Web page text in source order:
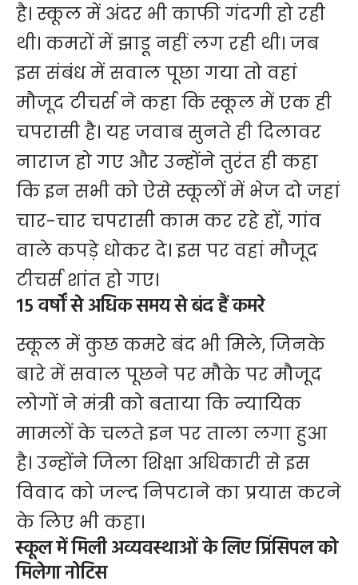
है। स्कूल में अंदर भी काफी गंदगी हो रही
थी। कमरों में झाडू नहीं लग रही थी। जब
इस संबंध में सवाल पूछा गया तो वहां
मौजूद टीचर्स ने कहा कि स्कूल में एक ही
चपरासी है। यह जवाब सुनते ही दिलावर
नाराज हो गए और उन्होंने तुरंत ही कहा
कि इन सभी को ऐसे स्कूलों में भेज दो जहां
चार-चार चपरासी काम कर रहे हों, गांव
वाले कपड़े धोकर दे। इस पर वहां मौजूद
टीचर्स शांत हो गए।
15 वर्षों से अधिक समय से बंद हैं कमरे
स्कूल में कुछ कमरे बंद भी मिले, जिनके
बारे में सवाल पूछने पर मौके पर मौजूद
लोगों ने मंत्री को बताया कि न्यायिक
मामलों के चलते इन पर ताला लगा हुआ
है। उन्होंने जिला शिक्षा अधिकारी से इस
विवाद को जल्द निपटाने का प्रयास करने
के लिए भी कहा।
स्कूल में मिली अव्यवस्थाओं के लिए प्रिंसिपल को
मिलेगा नोटिस